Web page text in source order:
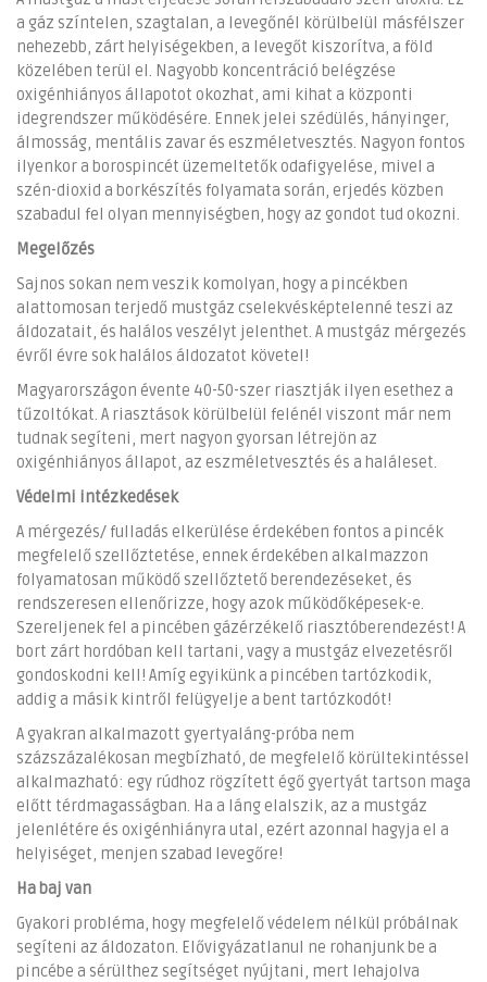
a gáz színtelen, szagtalan, a levegőnél körülbelül másfélszer
nehezebb, zárt helyiségekben, a levegőt kiszorítva, a föld
közelében terül el. Nagyobb koncentráció belégzése
oxigénhiányos állapotot okozhat, ami kihat a központi
idegrendszer működésére. Ennek jelei szédülés, hányinger,
álmosság, mentális zavar és eszméletvesztés. Nagyon fontos
ilyenkor a borospincét üzemeltetők odafigyelése, mivel a
szén-dioxid a borkészítés folyamata során, erjedés közben
szabadul fel olyan mennyiségben, hogy az gondot tud okozni.
Megelőzés
Sajnos sokan nem veszik komolyan, hogy a pincékben
alattomosan terjedő mustgáz cselekvésképtelenné teszi az
áldozatait, és halálos veszélyt jelenthet. A mustgáz mérgezés
évről évre sok halálos áldozatot követel!
Magyarországon évente 40-50-szer riasztják ilyen esethez a
tűzoltókat. A riasztások körülbelül felénél viszont már nem
tudnak segíteni, mert nagyon gyorsan létrejön az
oxigénhiányos állapot, az eszméletvesztés és a haláleset.
Védelmi intézkedések
A mérgezés/ fulladás elkerülése érdekében fontos a pincék
megfelelő szellőztetése, ennek érdekében alkalmazzon
folyamatosan működő szellőztető berendezéseket, és
rendszeresen ellenőrizze, hogy azok működőképesek-e.
Szereljenek fel a pincében gázérzékelő riasztóberendezést! A
bort zárt hordóban kell tartani, vagy a mustgáz elvezetésről
gondoskodni kell! Amíg egyikünk a pincében tartózkodik,
addig a másik kintről felügyelje a bent tartózkodót!
A gyakran alkalmazott gyertyaláng-próba nem
százszázalékosan megbízható, de megfelelő körültekintéssel
alkalmazható: egy rúdhoz rögzített égő gyertyát tartson maga
előtt térdmagasságban. Ha a láng elalszik, az a mustgáz
jelenlétére és oxigénhiányra utal, ezért azonnal hagyja el a
helyiséget, menjen szabad levegőre!
Ha baj van
Gyakori probléma, hogy megfelelő védelem nélkül próbálnak
segíteni az áldozaton. Elővigyázatlanul ne rohanjunk be a
pincébe a sérülthez segítséget nyújtani, mert lehajolva